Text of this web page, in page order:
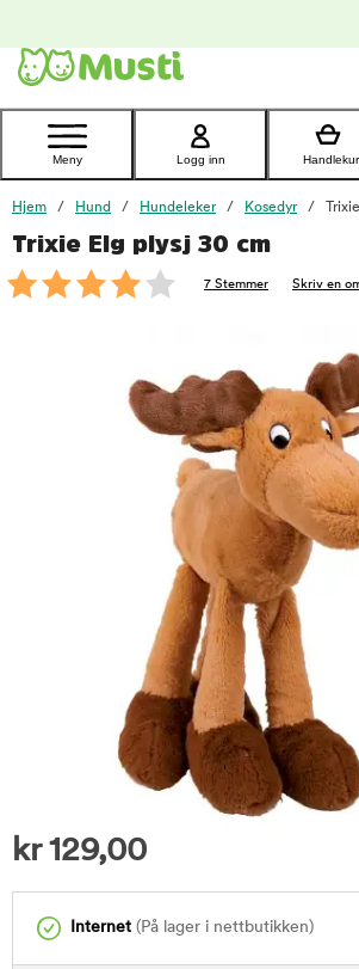
Kontakt
kundeservice
Meny Logg inn
Hjem Hund Hundeleker Kosedyr
Trixie Elg plysj 30 cm
7 Stemmer Skriv en
kr129,00
Internet (På lager i nettbutikken)
foo